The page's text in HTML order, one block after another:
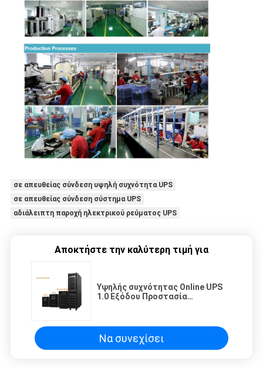
σε απευθείας σύνδεση υψηλή συχνότητα UPS
σε απευθείας σύνδεση σύστημα UPS
αδιάλειπτη παροχή ηλεκτρικού ρεύματος UPS
Αποκτήστε την καλύτερη τιμή για
Υψηλής συχνότητας Online UPS
1.0 Εξόδου Προστασία
Υπερβολική θερμοκρασία/
Μπαταρία Χαμηλή τάση
Να συνεχίσει